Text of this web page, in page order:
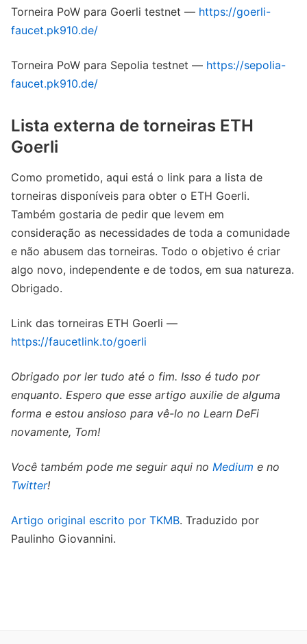
Torneira PoW para Goerli testnet — https://goerli-
faucet.pk910.de/
Torneira PoW para Sepolia testnet — https://sepolia-
faucet.pk910.de/
Lista externa de torneiras ETH
Goerli
Como prometido, aqui está o link para a lista de
torneiras disponíveis para obter o ETH Goerli.
Também gostaria de pedir que levem em
consideração as necessidades de toda a comunidade
e não abusem das torneiras. Todo o objetivo é criar
algo novo, independente e de todos, em sua natureza.
Obrigado.
Link das torneiras ETH Goerli —
https://faucetlink.to/goerli
Obrigado por ler tudo até o fim. Isso é tudo por
enquanto. Espero que esse artigo auxilie de alguma
forma e estou ansioso para vê-lo no Learn DeFi
novamente, Tom!
Você também pode me seguir aqui no Medium e no
Twitter!
Artigo original escrito por TKMB. Traduzido por
Paulinho Giovannini.